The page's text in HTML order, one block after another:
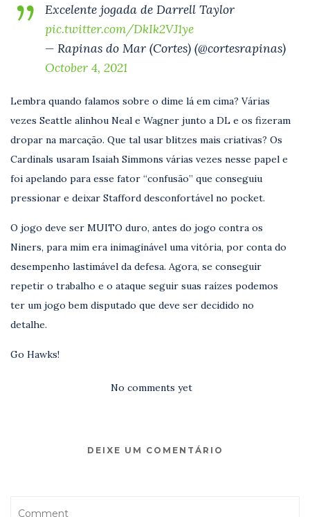
Excelente jogada de Darrell Taylor
pic.twitter.com/DkIk2VJ1ye
— Rapinas do Mar (Cortes) (@cortesrapinas)
October 4, 2021
Lembra quando falamos sobre o dime lá em cima? Várias
vezes Seattle alinhou Neal e Wagner junto a DL e os fizeram
dropar na marcação. Que tal usar blitzes mais criativas? Os
Cardinals usaram Isaiah Simmons várias vezes nesse papel e
foi apelando para esse fator “confusão” que conseguiu
pressionar e deixar Stafford desconfortável no pocket.
O jogo deve ser MUITO duro, antes do jogo contra os
Niners, para mim era inimaginável uma vitória, por conta do
desempenho lastimável da defesa. Agora, se conseguir
repetir o trabalho e o ataque seguir suas raízes podemos
ter um jogo bem disputado que deve ser decidido no
detalhe.
Go Hawks!
No comments yet
DEIXE UM COMENTÁRIO